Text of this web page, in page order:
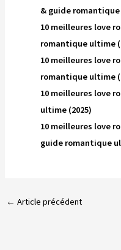
& guide romantique
10 meilleures love
romantique ultime
10 meilleures love
romantique ultime
10 meilleures love
ultime (2025)
10 meilleures love
guide romantique
← Article précédent